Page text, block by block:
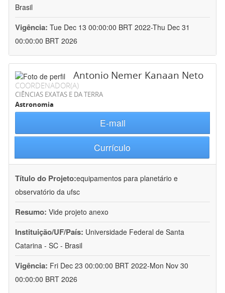
Brasil
Vigência: Tue Dec 13 00:00:00 BRT 2022-Thu Dec 31
00:00:00 BRT 2026
Antonio Nemer Kanaan Neto
COORDENADOR(A)
CIÊNCIAS EXATAS E DA TERRA
Astronomia
E-mail
Currículo
Título do Projeto:equipamentos para planetário e
observatório da ufsc
Resumo: Vide projeto anexo
Instituição/UF/País: Universidade Federal de Santa
Catarina - SC - Brasil
Vigência: Fri Dec 23 00:00:00 BRT 2022-Mon Nov 30
00:00:00 BRT 2026